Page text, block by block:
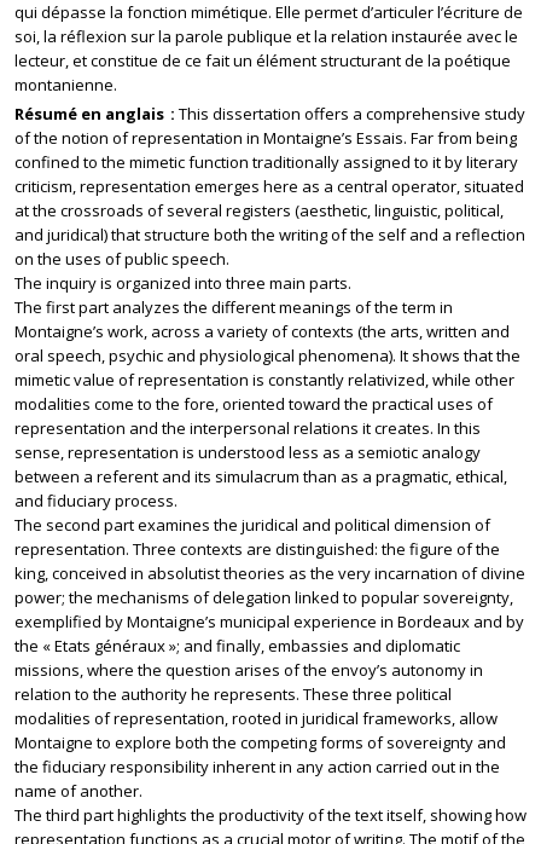
qui dépasse la fonction mimétique. Elle permet d’articuler l’écriture de
soi, la réflexion sur la parole publique et la relation instaurée avec le
lecteur, et constitue de ce fait un élément structurant de la poétique
montanienne.
Résumé en anglais
This dissertation offers a comprehensive study
of the notion of representation in Montaigne’s Essais. Far from being
confined to the mimetic function traditionally assigned to it by literary
criticism, representation emerges here as a central operator, situated
at the crossroads of several registers (aesthetic, linguistic, political,
and juridical) that structure both the writing of the self and a reflection
on the uses of public speech.
The inquiry is organized into three main parts.
The first part analyzes the different meanings of the term in
Montaigne’s work, across a variety of contexts (the arts, written and
oral speech, psychic and physiological phenomena). It shows that the
mimetic value of representation is constantly relativized, while other
modalities come to the fore, oriented toward the practical uses of
representation and the interpersonal relations it creates. In this
sense, representation is understood less as a semiotic analogy
between a referent and its simulacrum than as a pragmatic, ethical,
and fiduciary process.
The second part examines the juridical and political dimension of
representation. Three contexts are distinguished: the figure of the
king, conceived in absolutist theories as the very incarnation of divine
power; the mechanisms of delegation linked to popular sovereignty,
exemplified by Montaigne’s municipal experience in Bordeaux and by
the « Etats généraux »; and finally, embassies and diplomatic
missions, where the question arises of the envoy’s autonomy in
relation to the authority he represents. These three political
modalities of representation, rooted in juridical frameworks, allow
Montaigne to explore both the competing forms of sovereignty and
the fiduciary responsibility inherent in any action carried out in the
name of another.
The third part highlights the productivity of the text itself, showing how
representation functions as a crucial motor of writing. The motif of the